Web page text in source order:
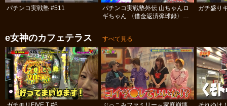
パチンコ実戦塾 #511
パチンコ実戦塾外伝 山ちゃんロ
ギちゃん 〈借金返済弾球録〉
ガチ盛り
e女神のカフェテラス すべて見る